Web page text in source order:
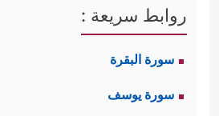
في ظلمهم، فالله تعالى
على تغيير هذه
روابط سريعة :
سورة البقرة
سورة يوسف